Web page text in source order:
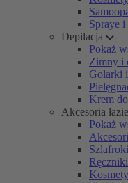
Spraye
Depilacja
Pokaż
Zimny i
Golarki
Krem
Akcesoria
Pokaż
Szlafroki